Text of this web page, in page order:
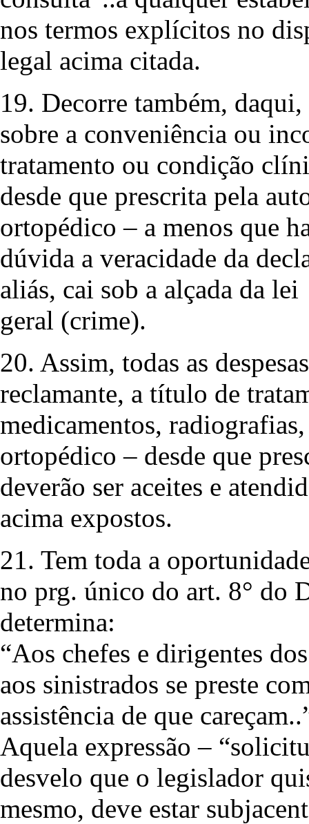
nos termos explícitos no
legal acima citada.
19. Decorre também,
sobre a conveniência ou
tratamento ou condição
desde que prescrita pela
ortopédico – a menos que
dúvida a veracidade da
aliás, cai sob a alçada da lei
geral (crime).
20. Assim, todas as
reclamante, a título de
medicamentos,
ortopédico – desde que
deverão ser aceites e
acima expostos.
21. Tem toda a
no prg. único do art. 8° do
determina:
“Aos chefes e dirigentes
aos sinistrados se preste
assistência de que
Aquela expressão –
desvelo que o legislador
mesmo, deve estar